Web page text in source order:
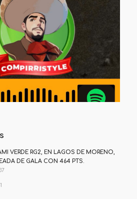
VERDE RG2, EN LAGOS DE MORENO,
DE GALA CON 464 PTS.